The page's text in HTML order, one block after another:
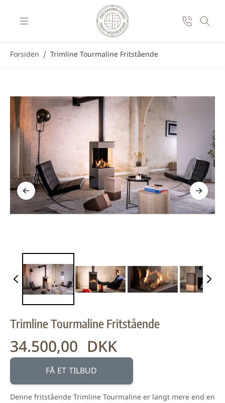
Forsiden / Trimline Tourmaline Fritstående
Trimline Tourmaline Fritstående
34.500,00 DKK
FÅ ET TILBUD
Denne fritstående Trimline Tourmaline er langt mere end en